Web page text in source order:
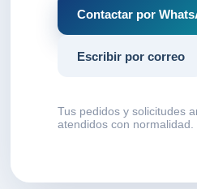
Contactar por
Escribir por correo
Tus pedidos y solicitudes
atendidos con normalidad.